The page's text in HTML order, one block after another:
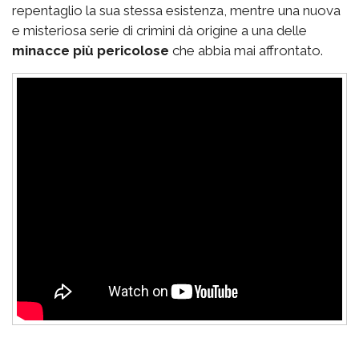
repentaglio la sua stessa esistenza, mentre una nuova
e misteriosa serie di crimini dà origine a una delle
minacce più pericolose che abbia mai affrontato.